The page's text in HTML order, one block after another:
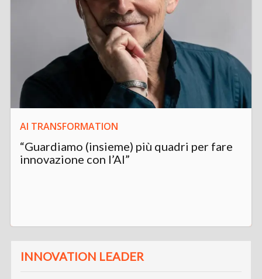
AI TRANSFORMATION
“Guardiamo (insieme) più quadri per fare
innovazione con l’AI”
INNOVATION LEADER